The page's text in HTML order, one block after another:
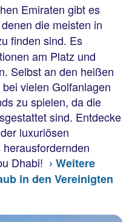
Emiraten gibt es
die meisten in
finden sind. Es
am Platz und
Selbst an den heißen
vielen Golfanlagen
zu spielen, da die
sind. Entdecke
luxuriösen
Dhabi! › Weitere
in den Vereinigten